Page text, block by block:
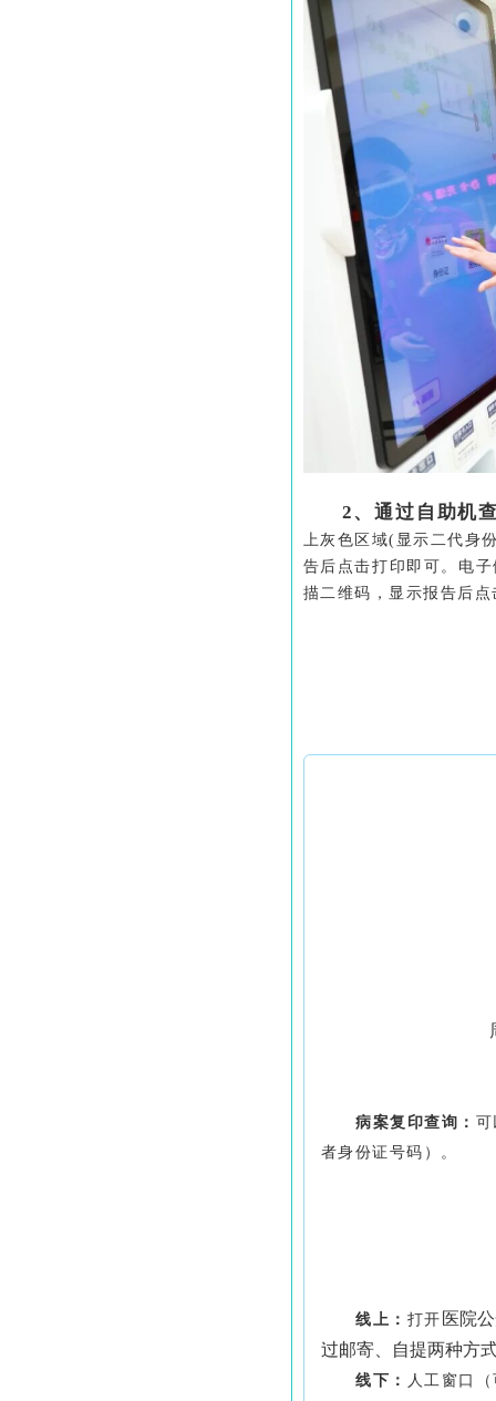
2、通过自助机
上灰色区域(显示二代身
告后点击打印即可。电
描二维码，显示报告后
病案复印查询： 可
者身份证号码）。
线上： 打开 医院
过邮寄、自提两种方
线下： 人工窗口 （